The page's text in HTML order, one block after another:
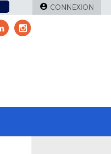
CONNEXION